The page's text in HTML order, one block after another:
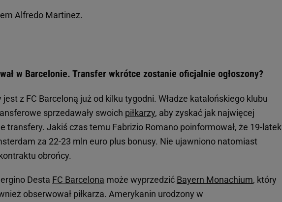
Alfredo Martinez.
w Barcelonie. Transfer wkrótce zostanie oficjalnie ogłoszony?
jest z FC Barceloną już od kilku tygodni. Władze katalońskiego klubu
sprzedawały swoich piłkarzy, aby zyskać jak najwięcej
transfery. Jakiś czas temu Fabrizio Romano poinformował, że 19-latek
za 22-23 mln euro plus bonusy. Nie ujawniono natomiast
obrońcy.
Desta FC Barcelona może wyprzedzić Bayern Monachium, który
obserwował piłkarza. Amerykanin urodzony w